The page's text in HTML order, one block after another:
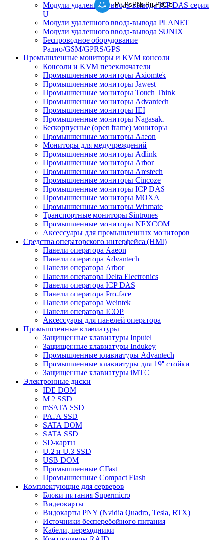
Модули удаленного ввода-вывода ICP DAS серия
U
Модули удаленного ввода-вывода PLANET
Модули удаленного ввода-вывода SUNIX
Беспроводное оборудование
Радио/GSM/GPRS/GPS
Промышленные мониторы и KVM консоли
Консоли и KVM переключатели
Промышленные мониторы Axiomtek
Промышленные мониторы Jawest
Промышленные мониторы Touch Think
Промышленные мониторы Advantech
Промышленные мониторы IEI
Промышленные мониторы Nagasaki
Бескорпусные (open frame) мониторы
Промышленные мониторы Aaeon
Мониторы для медучреждений
Промышленные мониторы Adlink
Промышленные мониторы Arbor
Промышленные мониторы Arestech
Промышленные мониторы Cincoze
Промышленные мониторы ICP DAS
Промышленные мониторы MOXA
Промышленные мониторы Winmate
Транспортные мониторы Sintrones
Промышленные мониторы NEXCOM
Аксессуары для промышленных мониторов
Средства операторского интерфейса (HMI)
Панели оператора Aaeon
Панели оператора Advantech
Панели оператора Arbor
Панели оператора Delta Electronics
Панели оператора ICP DAS
Панели оператора Pro-face
Панели оператора Weintek
Панели оператора ICOP
Аксессуары для панелей оператора
Промышленные клавиатуры
Защищенные клавиатуры Inputel
Защищенные клавиатуры Indukey
Промышленные клавиатуры Advantech
Промышленные клавиатуры для 19'' стойки
Защищенные клавиатуры iMTC
Электронные диски
IDE DOM
M.2 SSD
mSATA SSD
PATA SSD
SATA DOM
SATA SSD
SD-карты
U.2 и U.3 SSD
USB DOM
Промышленные CFast
Промышленные Compact Flash
Комплектующие для серверов
Блоки питания Supermicro
Видеокарты
Видокарты PNY (Nvidia Quadro, Tesla, RTX)
Источники бесперебойного питания
Кабели, переходники
РњРѕР№ РњРёСЂ